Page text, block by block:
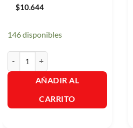
$10.644
146 disponibles
AÑADIR AL
CARRITO